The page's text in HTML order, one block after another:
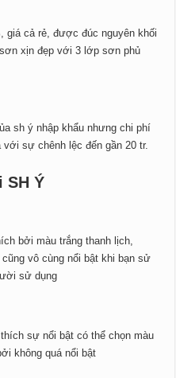
giá cả rẻ, được đúc nguyên khối
xịn đẹp với 3 lớp sơn phủ
sh ý nhập khẩu nhưng chi phí
sự chênh lệc đến gần 20 tr.
SH Ý
bởi màu trắng thanh lịch,
vô cùng nổi bật khi bạn sử
sử dụng
sự nổi bật có thể chọn màu
không quá nổi bật